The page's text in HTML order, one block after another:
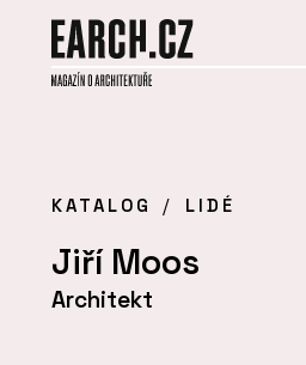
KATALOG LIDÉ
Jiří Moos
Architekt